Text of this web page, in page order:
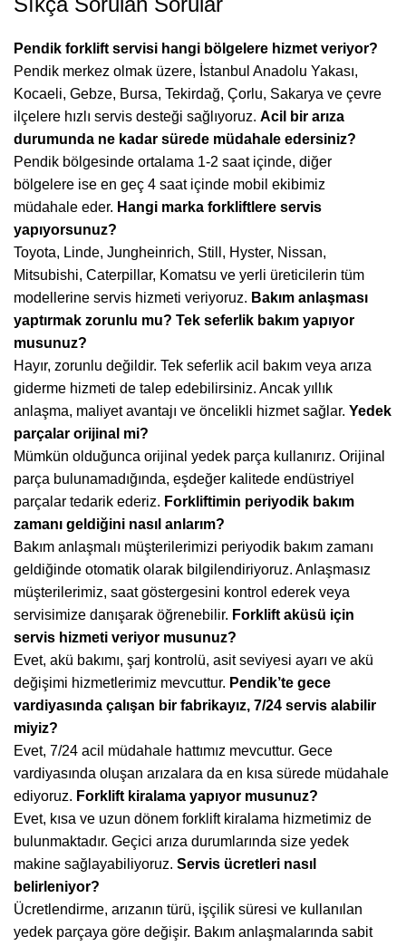
Pendik forklift servisi hangi bölgelere hizmet veriyor?
Pendik merkez olmak üzere, İstanbul Anadolu Yakası,
Kocaeli, Gebze, Bursa, Tekirdağ, Çorlu, Sakarya ve çevre
ilçelere hızlı servis desteği sağlıyoruz. Acil bir arıza
durumunda ne kadar sürede müdahale edersiniz?
Pendik bölgesinde ortalama 1-2 saat içinde, diğer
bölgelere ise en geç 4 saat içinde mobil ekibimiz
müdahale eder. Hangi marka forkliftlere servis
yapıyorsunuz?
Toyota, Linde, Jungheinrich, Still, Hyster, Nissan,
Mitsubishi, Caterpillar, Komatsu ve yerli üreticilerin tüm
modellerine servis hizmeti veriyoruz. Bakım anlaşması
yaptırmak zorunlu mu? Tek seferlik bakım yapıyor
musunuz?
Hayır, zorunlu değildir. Tek seferlik acil bakım veya arıza
giderme hizmeti de talep edebilirsiniz. Ancak yıllık
anlaşma, maliyet avantajı ve öncelikli hizmet sağlar. Yedek
parçalar orijinal mi?
Mümkün olduğunca orijinal yedek parça kullanırız. Orijinal
parça bulunamadığında, eşdeğer kalitede endüstriyel
parçalar tedarik ederiz. Forkliftimin periyodik bakım
zamanı geldiğini nasıl anlarım?
Bakım anlaşmalı müşterilerimizi periyodik bakım zamanı
geldiğinde otomatik olarak bilgilendiriyoruz. Anlaşmasız
müşterilerimiz, saat göstergesini kontrol ederek veya
servisimize danışarak öğrenebilir. Forklift aküsü için
servis hizmeti veriyor musunuz?
Evet, akü bakımı, şarj kontrolü, asit seviyesi ayarı ve akü
değişimi hizmetlerimiz mevcuttur. Pendik’te gece
vardiyasında çalışan bir fabrikayız, 7/24 servis alabilir
miyiz?
Evet, 7/24 acil müdahale hattımız mevcuttur. Gece
vardiyasında oluşan arızalara da en kısa sürede müdahale
ediyoruz. Forklift kiralama yapıyor musunuz?
Evet, kısa ve uzun dönem forklift kiralama hizmetimiz de
bulunmaktadır. Geçici arıza durumlarında size yedek
makine sağlayabiliyoruz. Servis ücretleri nasıl
belirleniyor?
Ücretlendirme, arızanın türü, işçilik süresi ve kullanılan
yedek parçaya göre değişir. Bakım anlaşmalarında sabit